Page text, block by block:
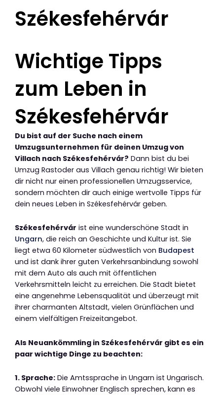
Székesfehérvár
Wichtige Tipps
zum Leben in
Székesfehérvár
Du bist auf der Suche nach einem
Umzugsunternehmen für deinen Umzug von
Villach nach Székesfehérvár? Dann bist du bei
Umzug Rastoder aus Villach genau richtig! Wir bieten
dir nicht nur einen professionellen Umzugsservice,
sondern möchten dir auch einige wertvolle Tipps für
dein neues Leben in Székesfehérvár geben.
Székesfehérvár ist eine wunderschöne Stadt in
Ungarn, die reich an Geschichte und Kultur ist. Sie
liegt etwa 60 Kilometer südwestlich von Budapest
und ist dank ihrer guten Verkehrsanbindung sowohl
mit dem Auto als auch mit öffentlichen
Verkehrsmitteln leicht zu erreichen. Die Stadt bietet
eine angenehme Lebensqualität und überzeugt mit
ihrer charmanten Altstadt, vielen Grünflächen und
einem vielfältigen Freizeitangebot.
Als Neuankömmling in Székesfehérvár gibt es ein
paar wichtige Dinge zu beachten:
1. Sprache: Die Amtssprache in Ungarn ist Ungarisch.
Obwohl viele Einwohner Englisch sprechen, kann es